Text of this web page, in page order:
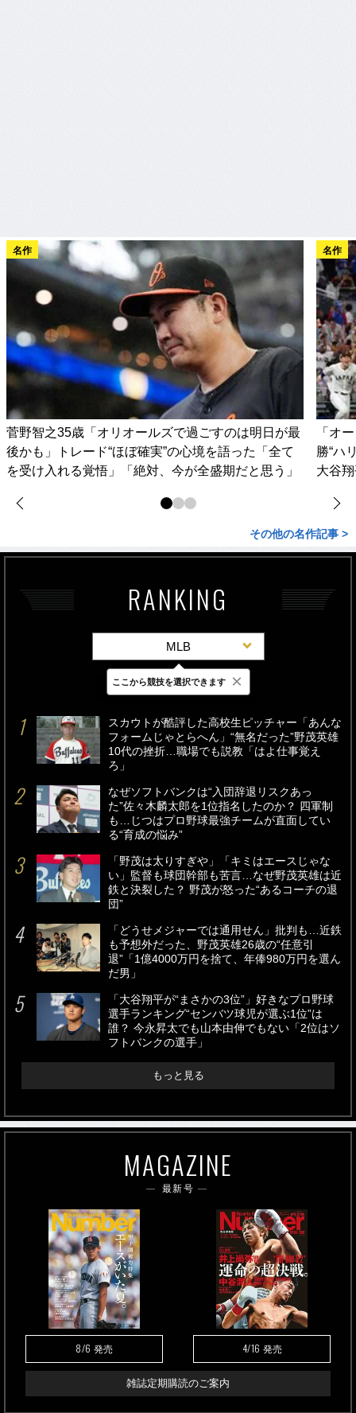
名作
菅野智之35歳「オリオールズで過ごすのは明日が最
後かも」トレード“ほぼ確実”の心境を語った「全て
を受け入れる覚悟」「絶対、今が全盛期だと思う」
名作
「オ
勝“ハ
大谷
その他の名作記事 >
RANKING
MLB
最新 24時間 週間
スカウトが酷評した高校生ピッチャー「あんな
フォームじゃとらへん」“無名だった”野茂英雄
10代の挫折…職場でも説教「はよ仕事覚え
ろ」
なぜソフトバンクは“入団辞退リスクあっ
た”佐々木麟太郎を1位指名したのか？ 四軍制
も…じつはプロ野球最強チームが直面してい
る“育成の悩み”
「野茂は太りすぎや」「キミはエースじゃな
い」監督も球団幹部も苦言…なぜ野茂英雄は近
鉄と決裂した？ 野茂が怒った“あるコーチの退
団”
「どうせメジャーでは通用せん」批判も…近鉄
も予想外だった、野茂英雄26歳の“任意引
退”「1億4000万円を捨て、年俸980万円を選ん
だ男」
「大谷翔平が“まさかの3位”」好きなプロ野球
選手ランキング“センバツ球児が選ぶ1位”は
誰？ 今永昇太でも山本由伸でもない「2位はソ
フトバンクの選手」
もっと見る
MAGAZINE
最新号
8/6 発売 4/16 発売
雑誌定期購読のご案内
ここから競技を選択できます ×